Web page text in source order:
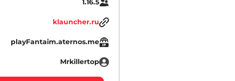
1.16.5
klauncher.ru
playFantaim.aternos.me
Mrkillertop